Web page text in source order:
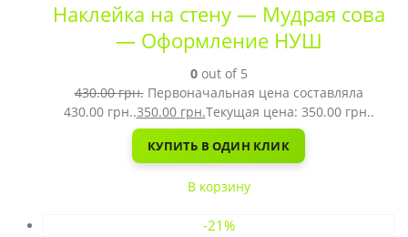
Наклейка на стену — Мудрая сова
— Оформление НУШ
0out of 5
430.00грн. Первоначальная цена составляла
430.00 грн..350.00 грн.Текущая цена: 350.00 грн..
КУПИТЬ В ОДИН КЛИК
В корзину
-21%